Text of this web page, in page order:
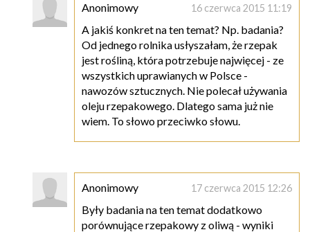
Anonimowy 16 czerwca 2015 11:19
A jakiś konkret na ten temat? Np. badania?
Od jednego rolnika usłyszałam, że rzepak
jest rośliną, która potrzebuje najwięcej - ze
wszystkich uprawianych w Polsce -
nawozów sztucznych. Nie polecał używania
oleju rzepakowego. Dlatego sama już nie
wiem. To słowo przeciwko słowu.
Anonimowy 17 czerwca 2015 12:26
Były badania na ten temat dodatkowo
porównujące rzepakowy z oliwą - wyniki